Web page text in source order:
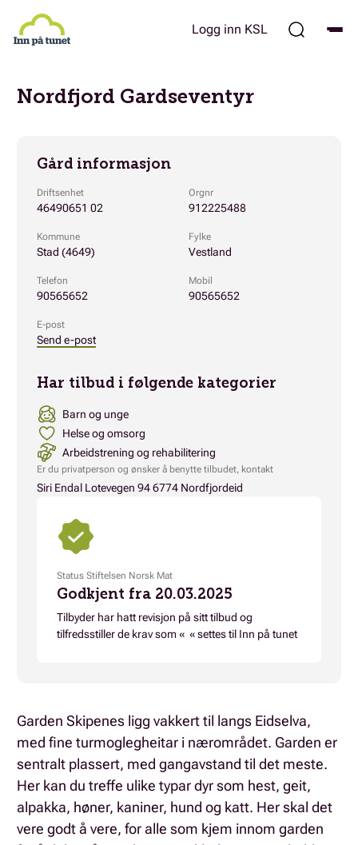
hovedinnhold
Logg inn KSL
Nordfjord Gardseventyr
Gård informasjon
Driftsenhet
46490651 02
Orgnr
912225488
Kommune
Stad (4649)
Fylke
Vestland
Telefon
90565652
Mobil
90565652
E-post
Send e-post
Har tilbud i følgende kategorier
Barn og unge
Helse og omsorg
Arbeidstrening og rehabilitering
Er du privatperson og ønsker å benytte tilbudet, kontakt
Siri Endal Lotevegen 94 6774 Nordfjordeid
Status Stiftelsen Norsk Mat
Godkjent fra 20.03.2025
Tilbyder har hatt revisjon på sitt tilbud og
tilfredsstiller de krav som « « settes til Inn på tunet
Garden Skipenes ligg vakkert til langs Eidselva,
med fine turmoglegheitar i nærområdet. Garden er
sentralt plassert, med gangavstand til det meste.
Her kan du treffe ulike typar dyr som hest, geit,
alpakka, høner, kaniner, hund og katt. Her skal det
vere godt å vere, for alle som kjem innom garden